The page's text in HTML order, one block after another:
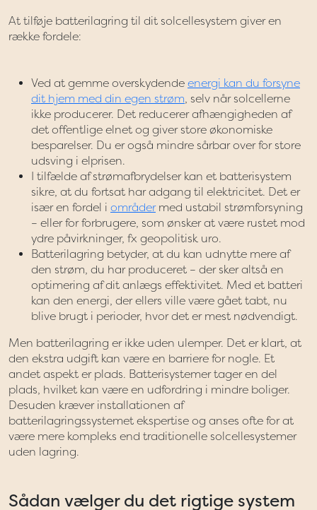
At tilføje batterilagring til dit solcellesystem giver en
række fordele:
Ved at gemme overskydende energi kan du forsyne
dit hjem med din egen strøm, selv når solcellerne
ikke producerer. Det reducerer afhængigheden af
det offentlige elnet og giver store økonomiske
besparelser. Du er også mindre sårbar over for store
udsving i elprisen.
I tilfælde af strømafbrydelser kan et batterisystem
sikre, at du fortsat har adgang til elektricitet. Det er
især en fordel i områdermed ustabil strømforsyning
– eller for forbrugere, som ønsker at være rustet mod
ydre påvirkninger, fx geopolitisk uro.
Batterilagring betyder, at du kan udnytte mere af
den strøm, du har produceret – der sker altså en
optimering af dit anlægs effektivitet. Med et batteri
kan den energi, der ellers ville være gået tabt, nu
blive brugt i perioder, hvor det er mest nødvendigt.
Men batterilagring er ikke uden ulemper. Det er klart, at
den ekstra udgift kan være en barriere for nogle. Et
andet aspekt er plads. Batterisystemer tager en del
plads, hvilket kan være en udfordring i mindre boliger.
Desuden kræver installationen af
batterilagringssystemet ekspertise og anses ofte for at
være mere kompleks end traditionelle solcellesystemer
uden lagring.
Sådan vælger du det rigtige system